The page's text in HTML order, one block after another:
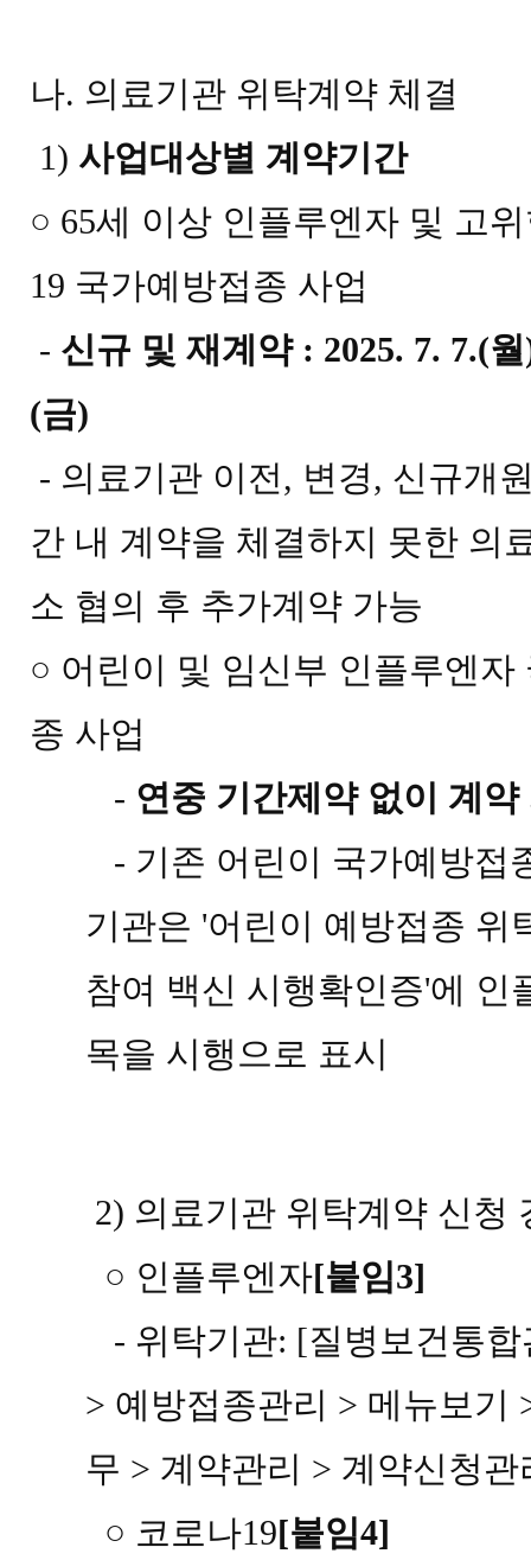
나. 의료기관 위탁계약 체결
1) 사업대상별 계약기간
○ 65세 이상 인플루엔자 및 고
19 국가예방접종 사업
- 신규 및 재계약 : 2025. 7. 7.(월
(금)
- 의료기관 이전, 변경, 신규개
간 내 계약을 체결하지 못한 의
소 협의 후 추가계약 가능
○ 어린이 및 임신부 인플루엔자
종 사업
- 연중 기간제약 없이 계약
- 기존 어린이 국가예방접
기관은 '어린이 예방접종 위
참여 백신 시행확인증'에 인
목을 시행으로 표시
2) 의료기관 위탁계약 신청
○ 인플루엔자[붙임3]
- 위탁기관: [질병보건통
> 예방접종관리 > 메뉴보기
무 > 계약관리 > 계약신청관
○ 코로나19[붙임4]